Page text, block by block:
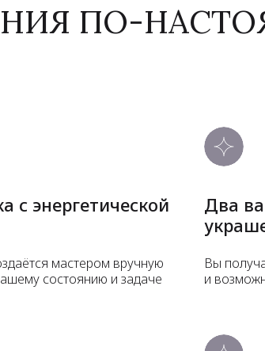
ПО-
с энергетической
мастером вручную
состоянию и задаче
Два
Вы
и